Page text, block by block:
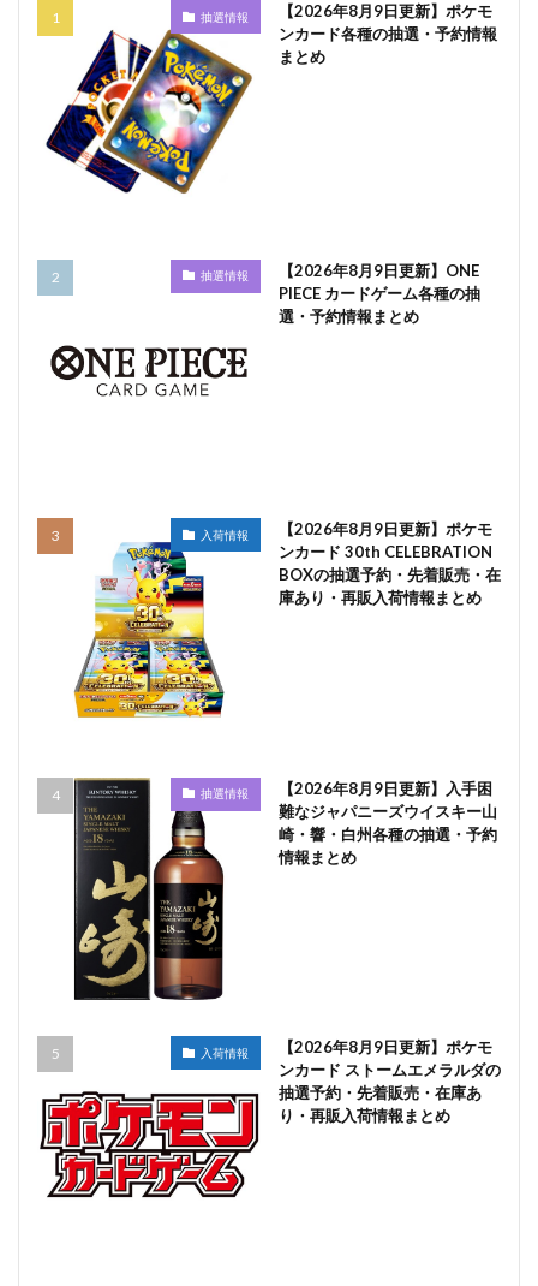
抽選情報
【2026年8月9日更新】ポケモ
ンカード各種の抽選・予約情報
まとめ
抽選情報
【2026年8月9日更新】ONE
PIECE カードゲーム各種の抽
選・予約情報まとめ
入荷情報
【2026年8月9日更新】ポケモ
ンカード 30th CELEBRATION
BOXの抽選予約・先着販売・在
庫あり・再販入荷情報まとめ
抽選情報
【2026年8月9日更新】入手困
難なジャパニーズウイスキー山
崎・響・白州各種の抽選・予約
情報まとめ
入荷情報
【2026年8月9日更新】ポケモ
ンカード ストームエメラルダの
抽選予約・先着販売・在庫あ
り・再販入荷情報まとめ